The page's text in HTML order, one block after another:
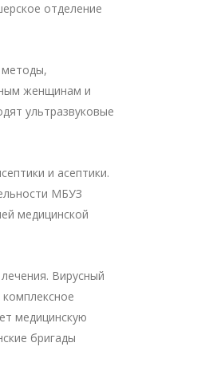
отделение
методы,
женщинам и
ультразвуковые
и асептики.
МБУЗ
медицинской
Вирусный
медицинскую
бригады